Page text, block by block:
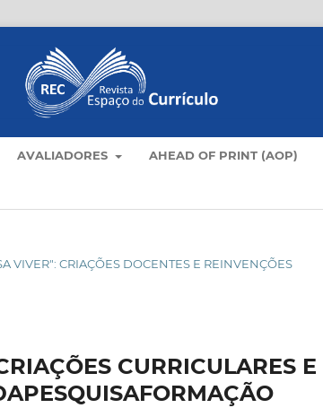
AVALIADORES AHEAD OF PRINT (AOP)
VIVER": CRIAÇÕES DOCENTES E REINVENÇÕES
CURRICULARES E